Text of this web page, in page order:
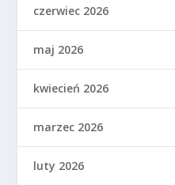
czerwiec 2026
maj 2026
kwiecień 2026
marzec 2026
luty 2026